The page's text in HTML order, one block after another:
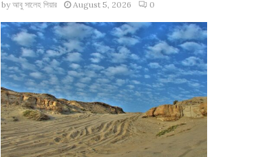
by আবু সালেহ পিয়ার August 5, 2026 0